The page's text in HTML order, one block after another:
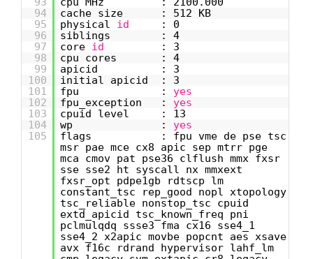
94
cache size : 512 KB
95
physical id
: 0
96
siblings : 4
97
core id
: 3
98
cpu cores : 4
99
apicid : 3
100
initial apicid : 3
101
fpu : yes
102
fpu_exception : yes
103
cpuid level : 13
104
wp : yes
105
flags : fpu vme de pse tsc
msr pae mce cx8 apic sep mtrr pge
mca cmov pat pse36 clflush mmx fxsr
sse sse2 ht syscall nx mmxext
fxsr_opt pdpe1gb rdtscp lm
constant_tsc rep_good nopl xtopology
tsc_reliable nonstop_tsc cpuid
extd_apicid tsc_known_freq pni
pclmulqdq ssse3 fma cx16 sse4_1
sse4_2 x2apic movbe popcnt aes xsave
avx f16c rdrand hypervisor lahf_lm